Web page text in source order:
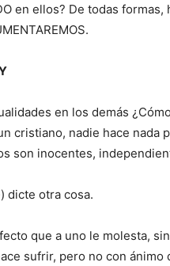
en ellos? De todas
en los demás
cristiano, nadie hace
son inocentes,
dicte otra cosa.
que a uno le molesta,
sufrir, pero no con